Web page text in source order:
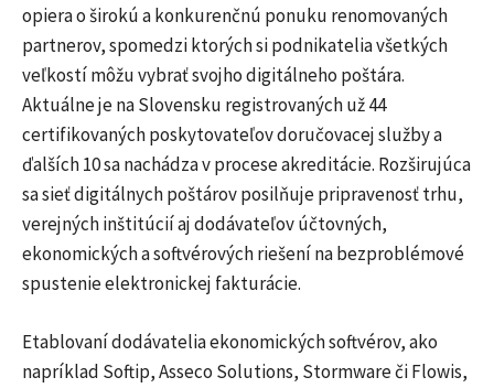
opiera o širokú a konkurenčnú ponuku renomovaných
partnerov, spomedzi ktorých si podnikatelia všetkých
veľkostí môžu vybrať svojho digitálneho poštára.
Aktuálne je na Slovensku registrovaných už 44
certifikovaných poskytovateľov doručovacej služby a
ďalších 10 sa nachádza v procese akreditácie. Rozširujúca
sa sieť digitálnych poštárov posilňuje pripravenosť trhu,
verejných inštitúcií aj dodávateľov účtovných,
ekonomických a softvérových riešení na bezproblémové
spustenie elektronickej fakturácie.
Etablovaní dodávatelia ekonomických softvérov, ako
napríklad Softip, Asseco Solutions, Stormware či Flowis,